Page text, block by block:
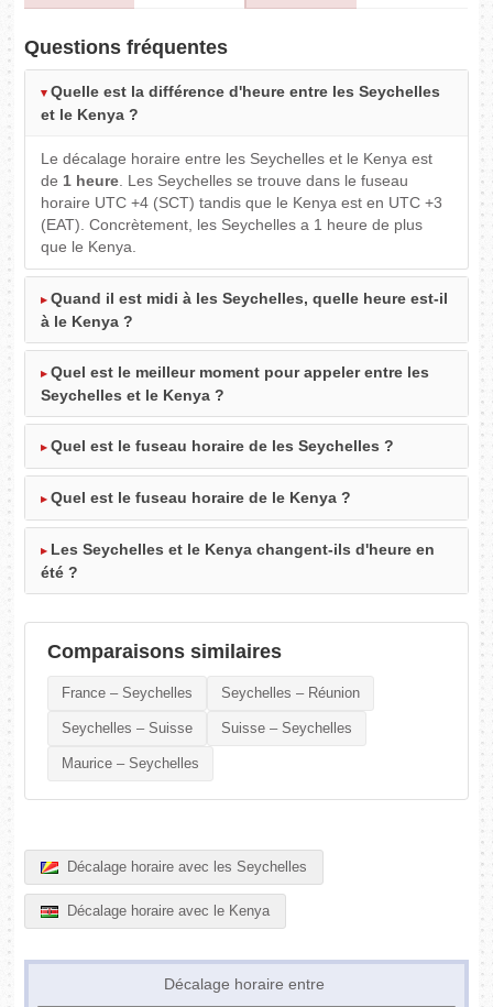
Questions fréquentes
Quelle est la différence d'heure entre les Seychelles
et le Kenya ?
Le décalage horaire entre les Seychelles et le Kenya est
de 1 heure. Les Seychelles se trouve dans le fuseau
horaire UTC +4 (SCT) tandis que le Kenya est en UTC +3
(EAT). Concrètement, les Seychelles a 1 heure de plus
que le Kenya.
Quand il est midi à les Seychelles, quelle heure est-il
à le Kenya ?
Quel est le meilleur moment pour appeler entre les
Seychelles et le Kenya ?
Quel est le fuseau horaire de les Seychelles ?
Quel est le fuseau horaire de le Kenya ?
Les Seychelles et le Kenya changent-ils d'heure en
été ?
Comparaisons similaires
France – Seychelles Seychelles – Réunion
Seychelles – Suisse Suisse – Seychelles
Maurice – Seychelles
Décalage horaire avec les Seychelles
Décalage horaire avec le Kenya
Décalage horaire entre